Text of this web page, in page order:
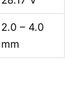
2.0 – 4.0
mm